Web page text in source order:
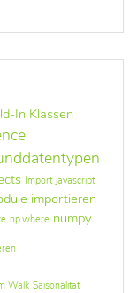
In Klassen
Import javascript
importieren
np.where numpy
Walk Saisonalität